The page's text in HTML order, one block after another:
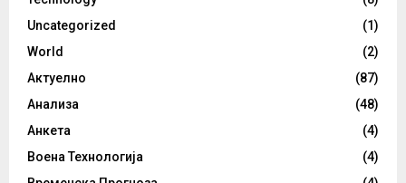
Uncategorized
(1)
World
(2)
Актуелно
(87)
Анализа
(48)
Анкета
(4)
Воена Технологија
(4)